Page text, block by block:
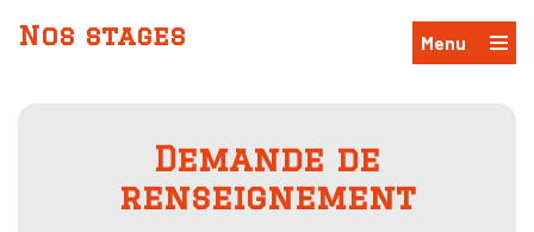
Nos stages Menu
Demande de
renseignement